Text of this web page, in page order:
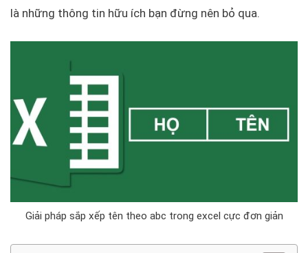
là những thông tin hữu ích bạn đừng nên bỏ qua.
Giải pháp sắp xếp tên theo abc trong excel cực đơn giản